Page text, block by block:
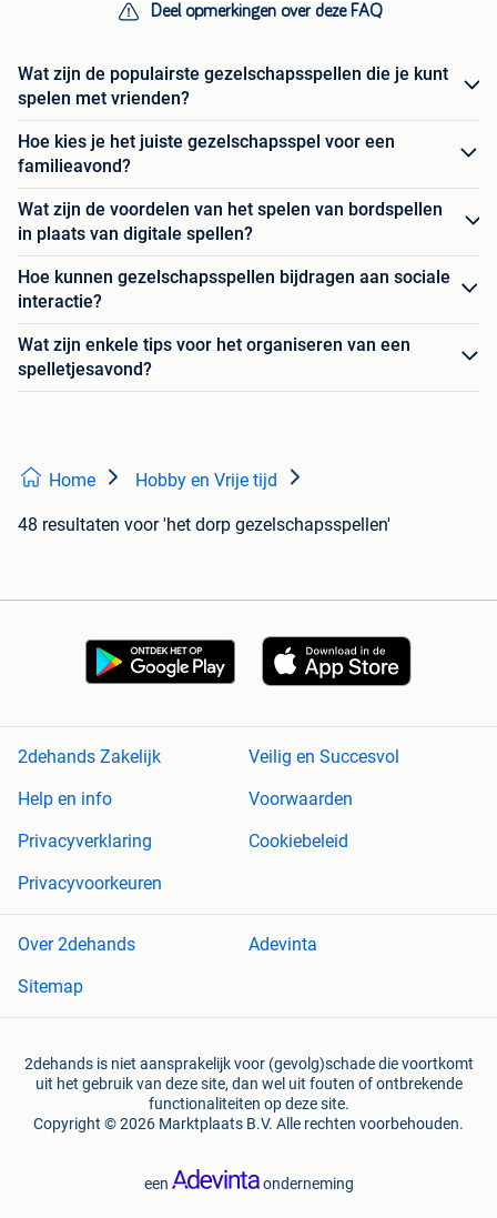
Deel opmerkingen over deze FAQ
Wat zijn de populairste gezelschapsspellen die je kunt
spelen met vrienden?
Hoe kies je het juiste gezelschapsspel voor een
familieavond?
Wat zijn de voordelen van het spelen van bordspellen
in plaats van digitale spellen?
Hoe kunnen gezelschapsspellen bijdragen aan sociale
interactie?
Wat zijn enkele tips voor het organiseren van een
spelletjesavond?
Home Hobby en Vrije tijd
48 resultaten voor 'het dorp gezelschapsspellen'
2dehands Zakelijk
Veilig en Succesvol
Help en info
Voorwaarden
Privacyverklaring
Cookiebeleid
Privacyvoorkeuren
Over 2dehands
Adevinta
Sitemap
2dehands is niet aansprakelijk voor (gevolg)schade die voortkomt
uit het gebruik van deze site, dan wel uit fouten of ontbrekende
functionaliteiten op deze site.
Copyright © 2026 Marktplaats B.V. Alle rechten voorbehouden.
een onderneming